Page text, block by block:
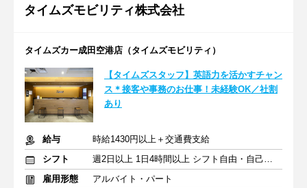
タイムズモビリティ株式会社
タイムズカー成田空港店（タイムズモビリティ）
【タイムズスタッフ】英語力を活かすチャン
ス＊接客や事務のお仕事！未経験OK／社割
あり
給与
時給1430円以上＋交通費支給
シフト
週2日以上 1日4時間以上 シフト自由・自己申告
雇用形態
アルバイト・パート